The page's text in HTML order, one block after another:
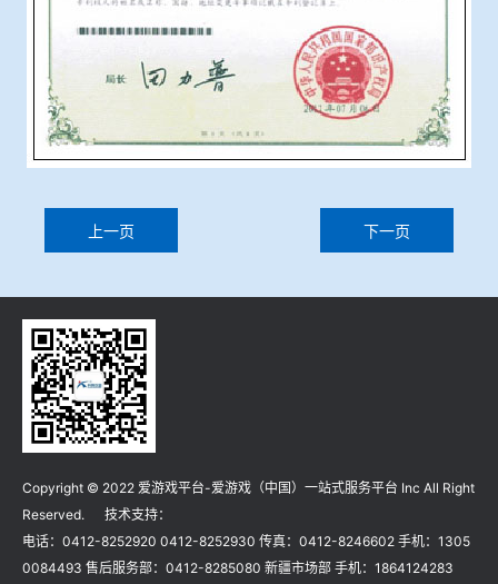
上一页 下一页
Copyright © 2022 爱游戏平台-爱游戏（中国）一站式服务平台 Inc All Right
Reserved. 技术支持：
电话：0412-8252920 0412-8252930 传真：0412-8246602 手机：1305
0084493 售后服务部：0412-8285080 新疆市场部 手机：1864124283